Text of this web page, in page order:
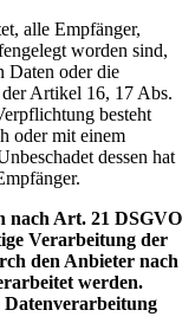
alle Empfänger,
worden sind,
Daten oder die
Artikel 16, 17 Abs.
besteht
oder mit einem
dessen hat
nach Art. 21 DSGVO
Verarbeitung der
den Anbieter nach
werden.
Datenverarbeitung